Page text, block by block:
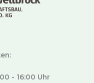
- 16:00 Uhr